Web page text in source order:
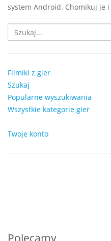
system Android. Chomikuj je
Filmiki z gier
Szukaj
Popularne wyszukiwania
Wszystkie kategorie gier
Twoje konto
Polecamy